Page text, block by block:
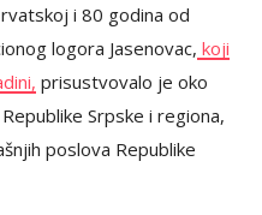
i 80 godina od
logora Jasenovac, koji
prisustvovalo je oko
Srpske i regiona,
poslova Republike